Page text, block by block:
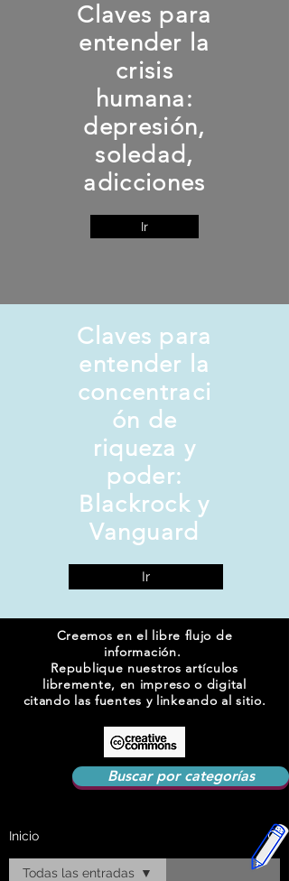
Claves para
entender la
crisis
humana:
depresión,
soledad,
adicciones
Ir
Claves para
entender la
concentraci
ón de
riqueza y
poder:
Blackrock y
Vanguard
Ir
Creemos en el libre flujo de
información.
Republique nuestros artículos
libremente, en impreso o digital
citando las fuentes y linkeando al sitio.
Buscar por categorías
Inicio
Todas las entradas